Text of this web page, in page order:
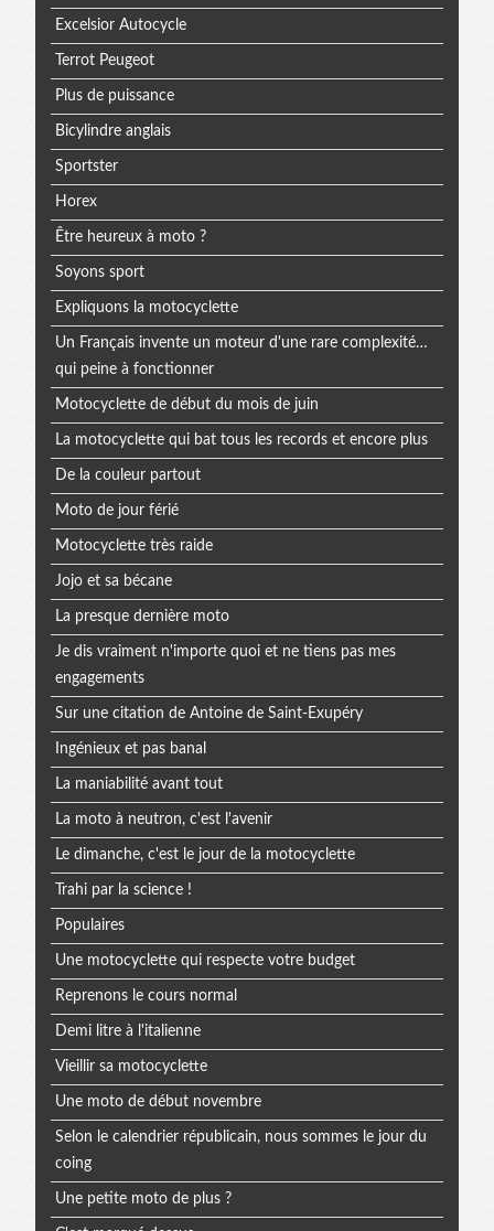
Excelsior Autocycle
Terrot Peugeot
Plus de puissance
Bicylindre anglais
Sportster
Horex
Être heureux à moto ?
Soyons sport
Expliquons la motocyclette
Un Français invente un moteur d'une rare complexité…
qui peine à fonctionner
Motocyclette de début du mois de juin
La motocyclette qui bat tous les records et encore plus
De la couleur partout
Moto de jour férié
Motocyclette très raide
Jojo et sa bécane
La presque dernière moto
Je dis vraiment n'importe quoi et ne tiens pas mes
engagements
Sur une citation de Antoine de Saint-Exupéry
Ingénieux et pas banal
La maniabilité avant tout
La moto à neutron, c'est l'avenir
Le dimanche, c'est le jour de la motocyclette
Trahi par la science !
Populaires
Une motocyclette qui respecte votre budget
Reprenons le cours normal
Demi litre à l'italienne
Vieillir sa motocyclette
Une moto de début novembre
Selon le calendrier républicain, nous sommes le jour du
coing
Une petite moto de plus ?